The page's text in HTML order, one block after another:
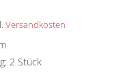
Versandkosten
2 Stück